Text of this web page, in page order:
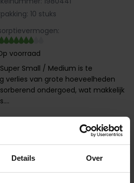
Details Over
10 stuks
voorraad
Small / Medium is te
verlies van grote hoeveelheden
ondergoed, wat makkelijk
Kies uw voordeel
= morgen in huis